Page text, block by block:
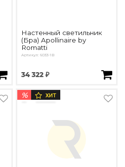
Настенный светильник
(Бра) Apollinaire by
Romatti
Артикул: 6033-1B
34 322 ₽
% ХИТ